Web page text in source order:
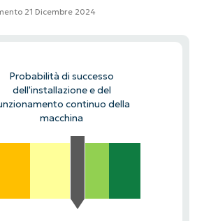
21 Dicembre 2024
Probabilità di successo
dell'installazione e del
continuo della
macchina